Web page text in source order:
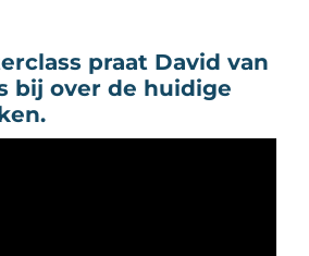
praat David van
bij over de huidige